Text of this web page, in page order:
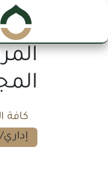
تخطي للذهاب إلى
كافة